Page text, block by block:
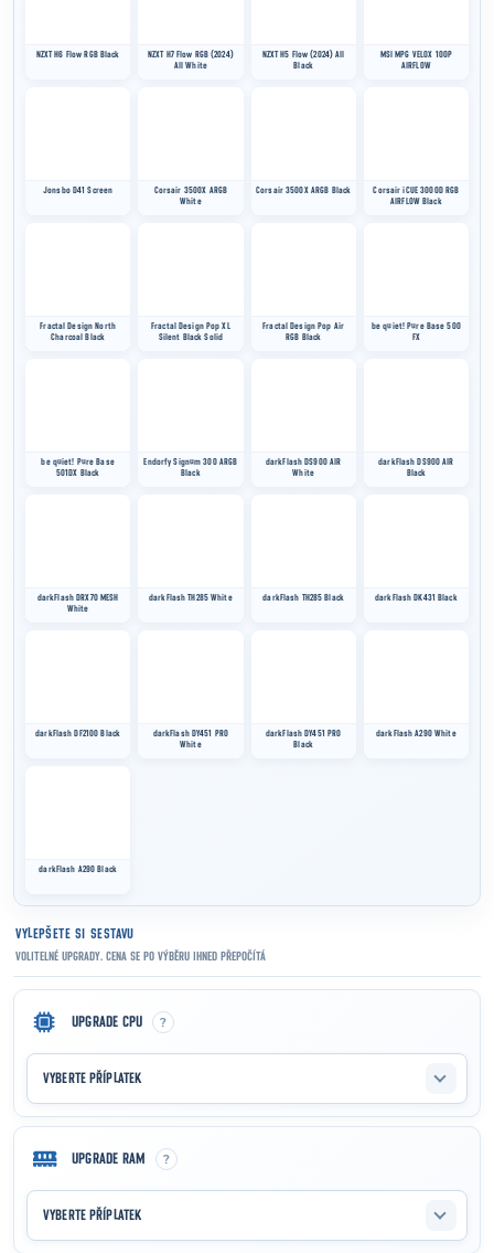
VYLEPŠETE SI SESTAVU
VOLITELNÉ UPGRADY. CENA SE PO VÝBĚRU IHNED PŘEPOČÍTÁ
UPGRADE CPU ?
VYBERTE PŘÍPLATEK
UPGRADE RAM ?
VYBERTE PŘÍPLATEK